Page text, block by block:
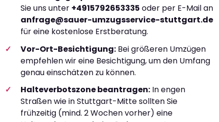
Sie uns unter +4915792653335 oder per E-Mail an
anfrage@sauer-umzugsservice-stuttgart.de
für eine kostenlose Erstberatung.
Vor-Ort-Besichtigung: Bei größeren Umzügen
empfehlen wir eine Besichtigung, um den Umfang
genau einschätzen zu können.
Halteverbotszone beantragen: In engen
Straßen wie in Stuttgart-Mitte sollten Sie
frühzeitig (mind. 2 Wochen vorher) eine